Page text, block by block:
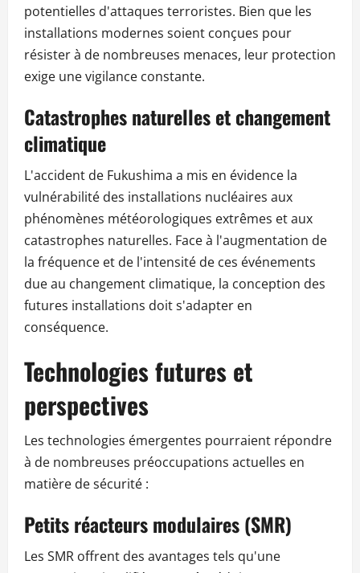
potentielles d'attaques terroristes. Bien que les
installations modernes soient conçues pour
résister à de nombreuses menaces, leur protection
exige une vigilance constante.
Catastrophes naturelles et changement
climatique
L'accident de Fukushima a mis en évidence la
vulnérabilité des installations nucléaires aux
phénomènes météorologiques extrêmes et aux
catastrophes naturelles. Face à l'augmentation de
la fréquence et de l'intensité de ces événements
due au changement climatique, la conception des
futures installations doit s'adapter en
conséquence.
Technologies futures et
perspectives
Les technologies émergentes pourraient répondre
à de nombreuses préoccupations actuelles en
matière de sécurité :
Petits réacteurs modulaires (SMR)
Les SMR offrent des avantages tels qu'une